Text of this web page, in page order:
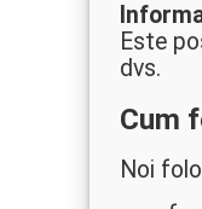
Este
dvs.
Cum
Noi